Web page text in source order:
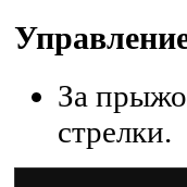
За
стрелки.